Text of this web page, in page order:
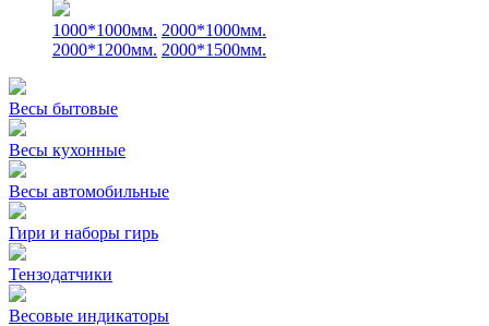
1000*1000мм. 2000*1000мм.
2000*1200мм. 2000*1500мм.
Весы бытовые
Весы кухонные
Весы автомобильные
Гири и наборы гирь
Тензодатчики
Весовые индикаторы